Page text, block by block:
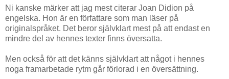
Ni kanske märker att jag mest citerar Joan Didion på
engelska. Hon är en författare som man läser på
originalspråket. Det beror självklart mest på att endast en
mindre del av hennes texter finns översatta.
Men också för att det känns självklart att något i hennes
noga framarbetade rytm går förlorad i en översättning.